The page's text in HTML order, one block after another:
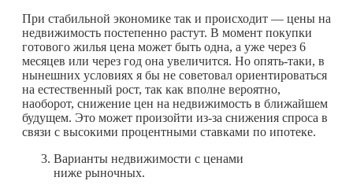
При стабильной экономике так и происходит — цены на
недвижимость постепенно растут. В момент покупки
готового жилья цена может быть одна, а уже через 6
месяцев или через год она увеличится. Но опять-таки, в
нынешних условиях я бы не советовал ориентироваться
на естественный рост, так как вполне вероятно,
наоборот, снижение цен на недвижимость в ближайшем
будущем. Это может произойти из-за снижения спроса в
связи с высокими процентными ставками по ипотеке.
Варианты недвижимости с ценами
ниже рыночных.